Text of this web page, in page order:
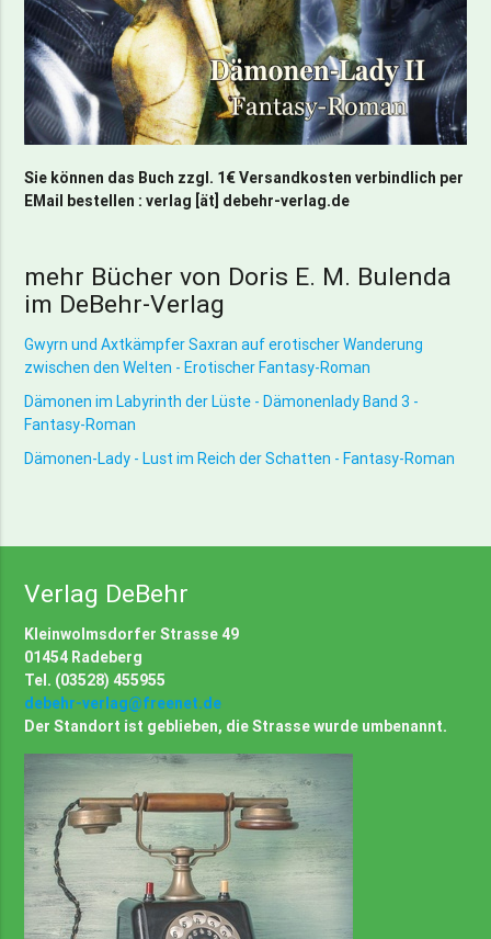
Sie können das Buch zzgl. 1€ Versandkosten verbindlich per
EMail bestellen : verlag [ät] debehr-verlag.de
mehr Bücher von Doris E. M. Bulenda
im DeBehr-Verlag
Gwyrn und Axtkämpfer Saxran auf erotischer Wanderung
zwischen den Welten - Erotischer Fantasy-Roman
Dämonen im Labyrinth der Lüste - Dämonenlady Band 3 -
Fantasy-Roman
Dämonen-Lady - Lust im Reich der Schatten - Fantasy-Roman
Verlag DeBehr
Kleinwolmsdorfer Strasse 49
01454 Radeberg
Tel. (03528) 455955
debehr-verlag@freenet.de
Der Standort ist geblieben, die Strasse wurde umbenannt.